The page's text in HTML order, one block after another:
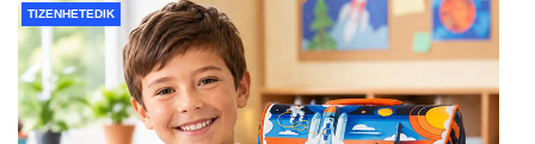
TIZENHETEDIK